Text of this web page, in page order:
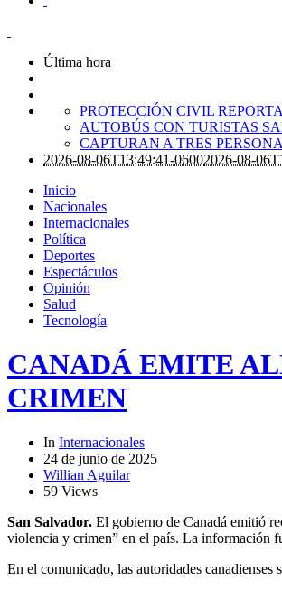
Última hora
PROTECCIÓN CIVIL
AUTOBÚS CON TURISTAS
CAPTURAN A TRES
2026-08-06T13:49:41-06002026-08-
Inicio
Nacionales
Internacionales
Política
Deportes
Espectáculos
Opinión
Salud
Tecnología
CANADÁ EMITE
CRIMEN
In Internacionales
24 de junio de 2025
Willian Aguilar
59 Views
San Salvador. El gobierno de Canadá emitió
violencia y crimen” en el país. La información
En el comunicado, las autoridades